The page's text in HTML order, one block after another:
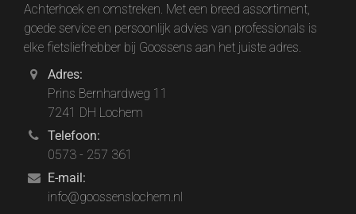
Achterhoek en omstreken. Met een breed assortiment,
goede service en persoonlijk advies van professionals is
elke fietsliefhebber bij Goossens aan het juiste adres.
Adres:
Prins Bernhardweg 11
7241 DH Lochem
Telefoon:
0573 - 257 361
E-mail:
info@goossenslochem.nl